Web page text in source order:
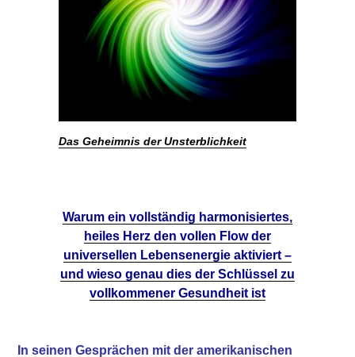
Das Geheimnis der Unsterblichkeit
Warum ein vollständig harmonisiertes,
heiles Herz den vollen Flow der
universellen Lebensenergie aktiviert –
und wieso genau dies der Schlüssel zu
vollkommener Gesundheit ist
In seinen Gesprächen mit der amerikanischen